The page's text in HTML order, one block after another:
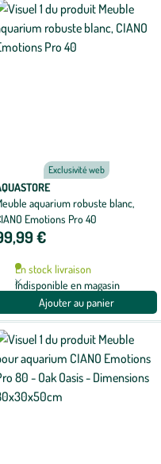
Exclusivité web
aquarium robuste blanc,
Emotions Pro 40
€
En stock livraison
Indisponible en magasin
Ajouter au panier